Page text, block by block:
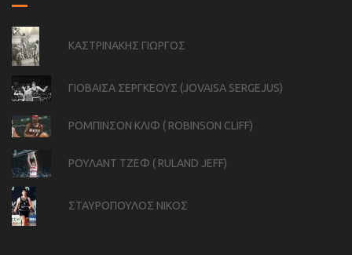
ΚΑΣΤΡΙΝΑΚΗΣ ΓΙΩΡΓΟΣ
ΓΙΟΒΑΙΣΑ ΣΕΡΓΚΕΟΥΣ (JOVAISA SERGEJUS)
ΡΟΜΠΙΝΣΟΝ ΚΛΙΦ ( ROBINSON CLIFF)
ΡΟΥΛΑΝΤ ΤΖΕΦ ( RULAND JEFF)
ΣΤΑΥΡΟΠΟΥΛΟΣ ΝΙΚΟΣ